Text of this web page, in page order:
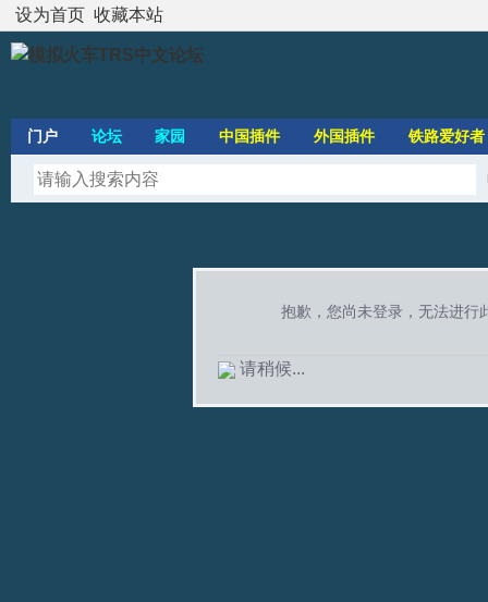
设为首页 收藏本站
门户 论坛 家园 中国插件 外国插件 铁路爱好者
抱歉，您尚未登录，无法进行
请稍候...